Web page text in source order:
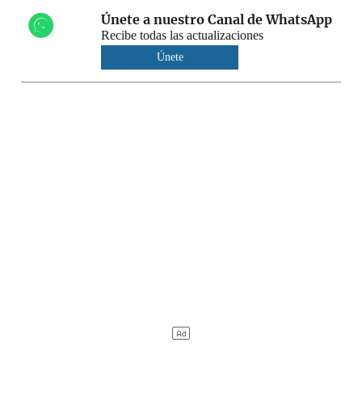
Únete a nuestro Canal de WhatsApp
Recibe todas las actualizaciones
Únete